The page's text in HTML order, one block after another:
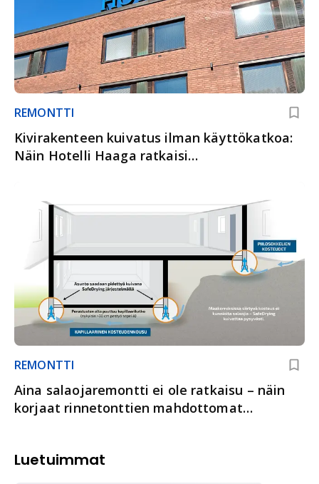
REMONTTI
Kivirakenteen kuivatus ilman käyttökatkoa:
Näin Hotelli Haaga ratkaisi
REMONTTI
Aina salaojaremontti ei ole ratkaisu – näin
korjaat rinnetonttien mahdottomat
Luetuimmat